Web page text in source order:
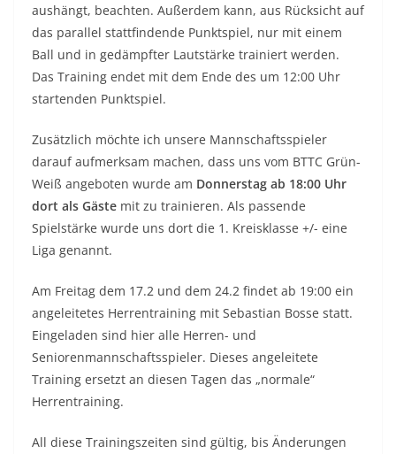
aushängt, beachten. Außerdem kann, aus Rücksicht auf
das parallel stattfindende Punktspiel, nur mit einem
Ball und in gedämpfter Lautstärke trainiert werden.
Das Training endet mit dem Ende des um 12:00 Uhr
startenden Punktspiel.
Zusätzlich möchte ich unsere Mannschaftsspieler
darauf aufmerksam machen, dass uns vom BTTC Grün-
Weiß angeboten wurde am Donnerstag ab 18:00 Uhr
dort als Gäste mit zu trainieren. Als passende
Spielstärke wurde uns dort die 1. Kreisklasse +/- eine
Liga genannt.
Am Freitag dem 17.2 und dem 24.2 findet ab 19:00 ein
angeleitetes Herrentraining mit Sebastian Bosse statt.
Eingeladen sind hier alle Herren- und
Seniorenmannschaftsspieler. Dieses angeleitete
Training ersetzt an diesen Tagen das „normale“
Herrentraining.
All diese Trainingszeiten sind gültig, bis Änderungen